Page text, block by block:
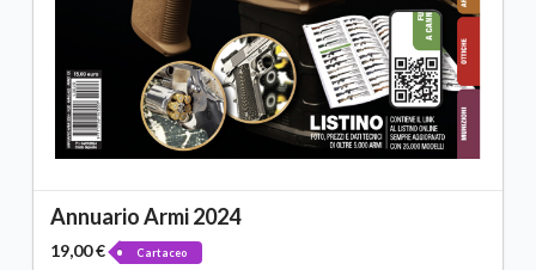
Annuario Armi 2024
19,00 € Cartaceo